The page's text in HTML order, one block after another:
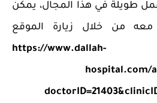
طويلة في هذا المجال، يمكن
من خلال زيارة الموقع
https://www.dallah-
hospital.com/